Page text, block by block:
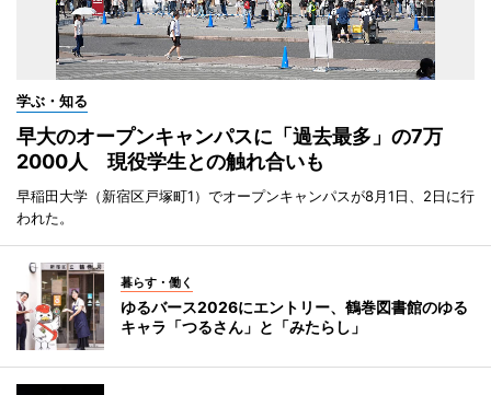
学ぶ・知る
早大のオープンキャンパスに「過去最多」の7万
2000人 現役学生との触れ合いも
早稲田大学（新宿区戸塚町1）でオープンキャンパスが8月1日、2日に行
われた。
暮らす・働く
ゆるバース2026にエントリー、鶴巻図書館のゆる
キャラ「つるさん」と「みたらし」